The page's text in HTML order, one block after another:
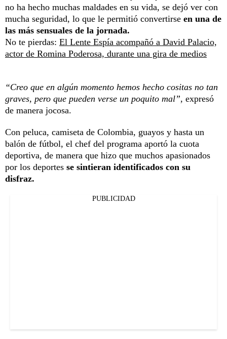
no ha hecho muchas maldades en su vida, se dejó ver con
mucha seguridad, lo que le permitió convertirse en una de
las más sensuales de la jornada.
No te pierdas: El Lente Espía acompañó a David Palacio,
actor de Romina Poderosa, durante una gira de medios
“Creo que en algún momento hemos hecho cositas no tan
graves, pero que pueden verse un poquito mal”, expresó
de manera jocosa.
Con peluca, camiseta de Colombia, guayos y hasta un
balón de fútbol, el chef del programa aportó la cuota
deportiva, de manera que hizo que muchos apasionados
por los deportes se sintieran identificados con su
disfraz.
PUBLICIDAD